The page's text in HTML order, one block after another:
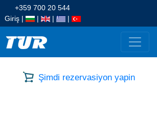
+359 700 20 544
Giriş| | | |
Şimdi rezervasiyon yapin